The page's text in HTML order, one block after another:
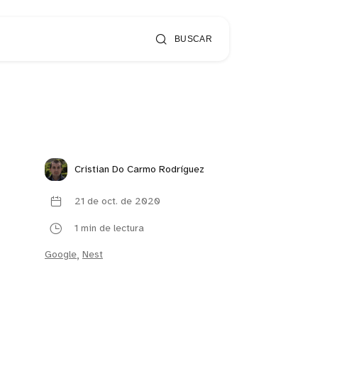
BUSCAR
Cristian Do Carmo Rodríguez
21 de oct. de 2020
1 min de lectura
Google, Nest